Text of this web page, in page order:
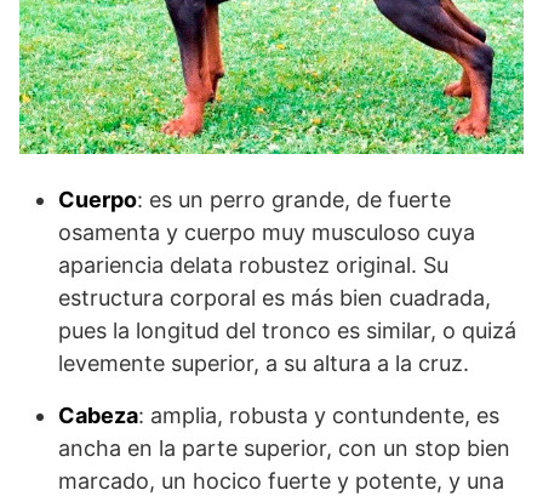
Cuerpo: es un perro grande, de fuerte
osamenta y cuerpo muy musculoso cuya
apariencia delata robustez original. Su
estructura corporal es más bien cuadrada,
pues la longitud del tronco es similar, o quizá
levemente superior, a su altura a la cruz.
Cabeza: amplia, robusta y contundente, es
ancha en la parte superior, con un stop bien
marcado, un hocico fuerte y potente, y una